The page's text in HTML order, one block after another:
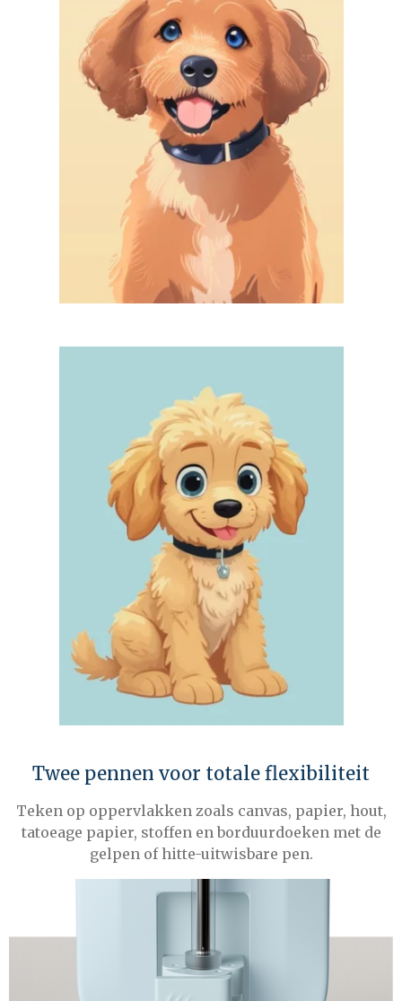
Twee pennen voor totale flexibiliteit
Teken op oppervlakken zoals canvas, papier, hout,
tatoeage papier, stoffen en borduurdoeken met de
gelpen of hitte-uitwisbare pen.